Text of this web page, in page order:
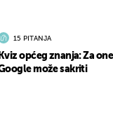
15 PITANJA
Kviz općeg znanja: Za
može sakriti